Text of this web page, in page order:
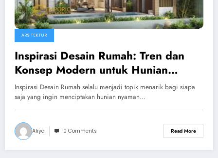
ARSITEKTUR
Inspirasi Desain Rumah: Tren dan
Konsep Modern untuk Hunian
Nyaman
Inspirasi Desain Rumah selalu menjadi topik menarik bagi siapa
saja yang ingin menciptakan hunian nyaman…
Aliya 0 Comments Read More